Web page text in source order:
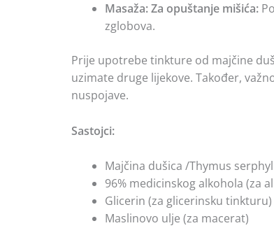
Masaža: Za opuštanje mišića:
zglobova.
Prije upotrebe tinkture od majčine
uzimate druge lijekove. Također,
nuspojave.
Sastojci:
Majčina dušica /Thymus
96% medicinskog alkohola (za
Glicerin (za glicerinsku tinkturu)
Maslinovo ulje (za macerat)